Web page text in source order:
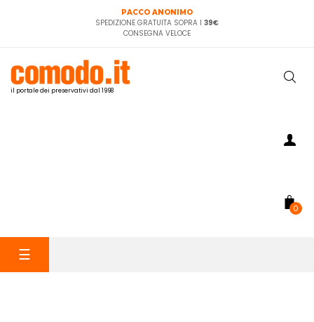
PACCO ANONIMO
SPEDIZIONE GRATUITA SOPRA I 39€
CONSEGNA VELOCE
il portale dei preservativi dal 1998
0
navigazione
☰